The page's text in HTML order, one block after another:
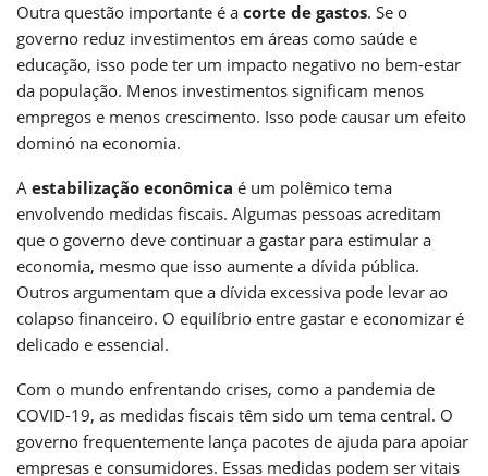
Outra questão importante é a corte de gastos. Se o
governo reduz investimentos em áreas como saúde e
educação, isso pode ter um impacto negativo no bem-estar
da população. Menos investimentos significam menos
empregos e menos crescimento. Isso pode causar um efeito
dominó na economia.
A estabilização econômica é um polêmico tema
envolvendo medidas fiscais. Algumas pessoas acreditam
que o governo deve continuar a gastar para estimular a
economia, mesmo que isso aumente a dívida pública.
Outros argumentam que a dívida excessiva pode levar ao
colapso financeiro. O equilíbrio entre gastar e economizar é
delicado e essencial.
Com o mundo enfrentando crises, como a pandemia de
COVID-19, as medidas fiscais têm sido um tema central. O
governo frequentemente lança pacotes de ajuda para apoiar
empresas e consumidores. Essas medidas podem ser vitais